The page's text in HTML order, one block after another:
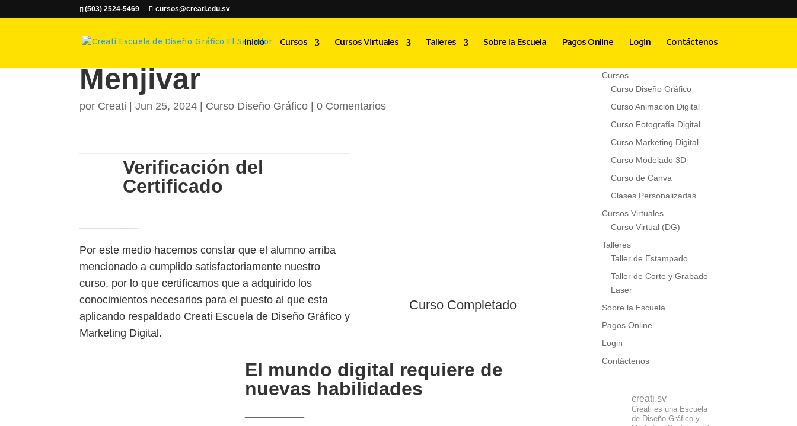
(503) 2524-5469 cursos@creati.edu.sv
Inicio Cursos Cursos Virtuales Talleres Sobre la Escuela Pagos Online Login Contáctenos
Jorge Alberto Menéndez
Menjivar
por Creati |Jun 25, 2024 Curso Diseño Gráfico |0 Comentarios
Verificación del
Certificado
Por este medio hacemos constar que el alumno arriba
mencionado a cumplido satisfactoriamente nuestro
curso, por lo que certificamos que a adquirido los
conocimientos necesarios para el puesto al que esta
aplicando respaldado Creati Escuela de Diseño Gráfico y
Marketing Digital.
Curso Completado
El mundo digital requiere de
nuevas habilidades
Menú Principal
Cursos
Curso Diseño Gráfico
Curso Animación Digital
Curso Fotografía Digital
Curso Marketing Digital
Curso Modelado 3D
Curso de Canva
Clases Personalizadas
Cursos Virtuales
Curso Virtual (DG)
Talleres
Taller de Estampado
Taller de Corte y Grabado
Laser
Sobre la Escuela
Pagos Online
Login
Contáctenos
creati.sv
Creati es una Escuela
de Diseño Gráfico y